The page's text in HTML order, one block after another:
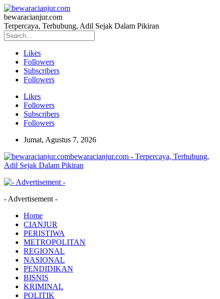
bewaracianjur.com
Terpercaya, Terhubung, Adil Sejak Dalam Pikiran
Likes
Followers
Subscribers
Followers
Likes
Followers
Subscribers
Followers
Jumat, Agustus 7, 2026
bewaracianjur.com - Terpercaya, Terhubung,
Adil Sejak Dalam Pikiran
- Advertisement -
Home
CIANJUR
PERISTIWA
METROPOLITAN
REGIONAL
NASIONAL
PENDIDIKAN
BISNIS
KRIMINAL
POLITIK